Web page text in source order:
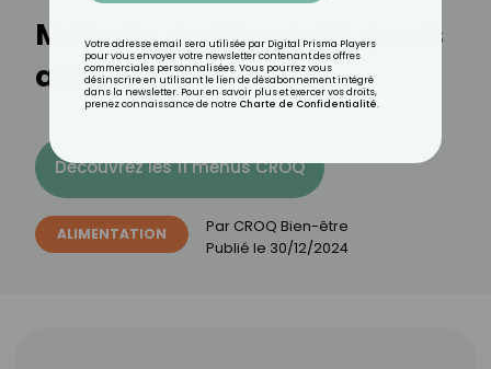
Maladie de Verneuil : quels
aliments éviter ?
Découvrez les 11 menus CROQ
ALIMENTATION Par CROQ Bien-être
Publié le 30/12/2024
Votre adresse email sera utilisée par Digital Prisma Players
pour vous envoyer votre newsletter contenant des offres
commerciales personnalisées. Vous pourrez vous
désinscrire en utilisant le lien de désabonnement intégré
dans la newsletter. Pour en savoir plus et exercer vos droits,
prenez connaissance de notre Charte de Confidentialité.